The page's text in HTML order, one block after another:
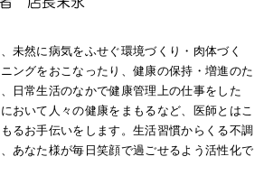
未然に病気をふせぐ環境づくり・肉体づく
ングをおこなったり、健康の保持・増進のた
日常生活のなかで健康管理上の仕事をした
おいて人々の健康をまもるなど、医師とはこ
るお手伝いをします。生活習慣からくる不調
あなた様が毎日笑顔で過ごせるよう活性化で